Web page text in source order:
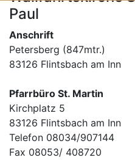
Paul
Anschrift
Petersberg (847mtr.)
83126 Flintsbach am Inn
Pfarrbüro St. Martin
Kirchplatz 5
83126 Flintsbach am Inn
Telefon 08034/907144
Fax 08053/ 408720